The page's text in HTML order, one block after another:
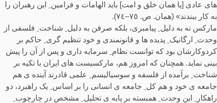
های عادی [یا همان خلق و امت] باید الهامات و فرامین ِ این رهبران را
به کار ببندند» (همان. ص. ٧٥–٧٤).
مارکس نه به دلیل ِ پیامبری، بلکه صرفن به دلیل ِ شناخت ِ فلسفی از
وحدت ِ ارگانیک ِ پدیده ها و قانونمندی و خود تنظیم گری ِ حاکم بر
کردوکارشان بود که توانست نظام ِ سرمایه داری و پس از آن را پیش
بینی نماید. همچنان که امروز هم، مارکسیست های ایران با تکیه بر
شناخت ِ برآمده از فلسفه و سوسیالیسم ِ علمی قادرند آینده ی هم
جامعه ی خود و هم کل ِ جامعه ی انسانی را بر اساس ِ یک راهبرد، دو
راهکار ِ این وحدت ِ همبسته بر پایه ی تحلیل ِ مشخص در چارچوب ِ